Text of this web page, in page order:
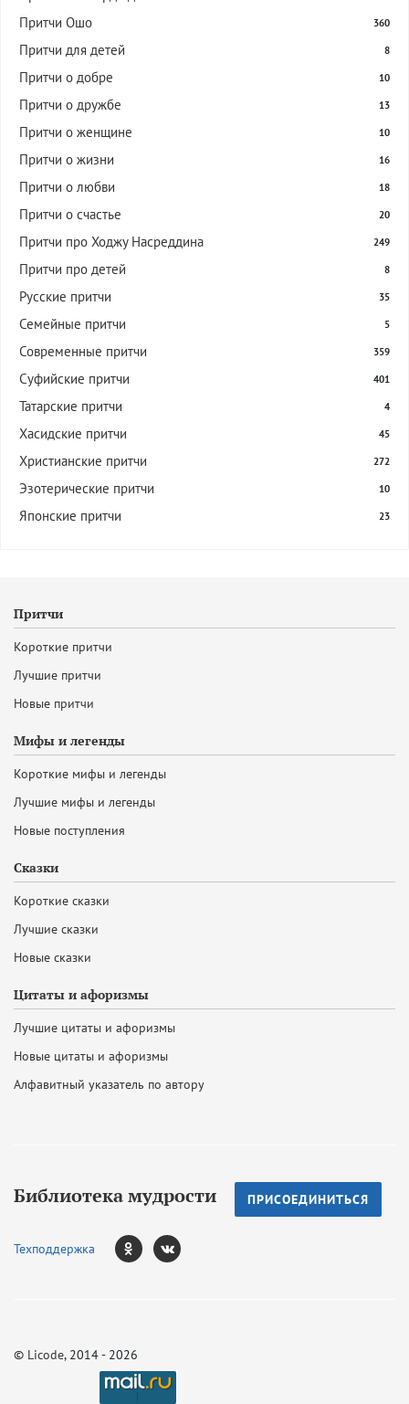
Притчи Ошо 360
Притчи для детей 8
Притчи о добре 10
Притчи о дружбе 13
Притчи о женщине 10
Притчи о жизни 16
Притчи о любви 18
Притчи о счастье 20
Притчи про Ходжу Насреддина 249
Притчи про детей 8
Русские притчи 35
Семейные притчи 5
Современные притчи 359
Суфийские притчи 401
Татарские притчи 4
Хасидские притчи 45
Христианские притчи 272
Эзотерические притчи 10
Японские притчи 23
Притчи
Короткие притчи
Лучшие притчи
Новые притчи
Мифы и легенды
Короткие мифы и легенды
Лучшие мифы и легенды
Новые поступления
Сказки
Короткие сказки
Лучшие сказки
Новые сказки
Цитаты и афоризмы
Лучшие цитаты и афоризмы
Новые цитаты и афоризмы
Алфавитный указатель по автору
Библиотека мудрости ПРИСОЕДИНИТЬСЯ
Техподдержка
© Licode, 2014 - 2026